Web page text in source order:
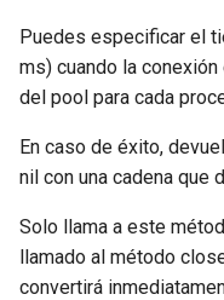
traffic-accounting
trim
ts
unbrotli
Puedes especificar el
ms) cuando la
del pool para cada
En caso de éxito,
nil con una cadena que
Solo llama a este
llamado al método
convertirá